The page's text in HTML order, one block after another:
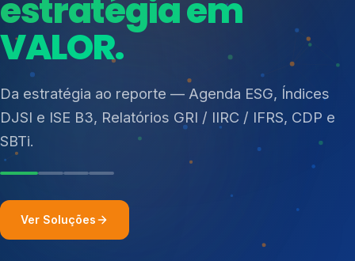
Consultoria, auditoria e treinamentos em ISO 27001,
ISO 27701, ISO 42001, ISO 37001, ISO 9001, ISO
14001, ISO 45001, ONA e PNQ — Gestão de
resíduos sólidos (PGRS/PMGRS).
Mudanças Climáticas
Reputação e Cadeia
Reporte Regulatório
Ver Soluções